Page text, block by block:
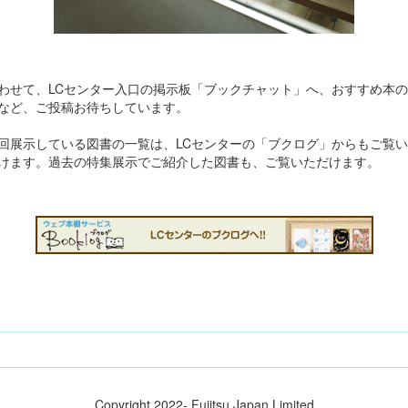
せて、LCセンター入口の掲示板「ブックチャット」へ、おすすめ本
ど、ご投稿お待ちしています。
展示している図書の一覧は、LCセンターの「ブクログ」からもご覧
ます。過去の特集展示でご紹介した図書も、ご覧いただけます。